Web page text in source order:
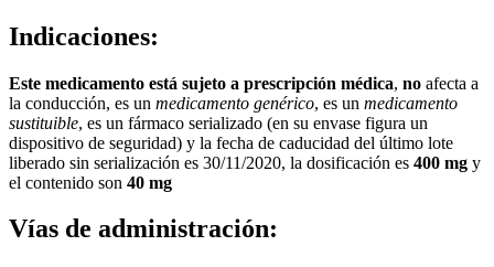
Indicaciones:
Este medicamento está sujeto a prescripción médica, no afecta a
la conducción, es un medicamento genérico, es un medicamento
sustituible, es un fármaco serializado (en su envase figura un
dispositivo de seguridad) y la fecha de caducidad del último lote
liberado sin serialización es 30/11/2020, la dosificación es 400 mg y
el contenido son 40 mg
Vías de administración: